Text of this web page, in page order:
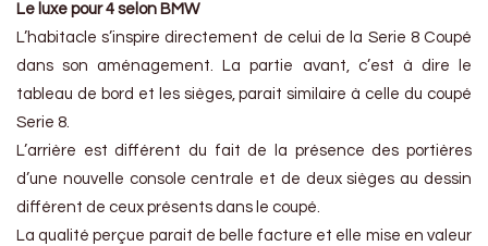
Le luxe pour 4 selon BMW
L’habitacle s’inspire directement de celui de la Serie 8 Coupé
dans son aménagement. La partie avant, c’est à dire le
tableau de bord et les sièges, parait similaire à celle du coupé
Serie 8.
L’arrière est différent du fait de la présence des portières
d’une nouvelle console centrale et de deux sièges au dessin
différent de ceux présents dans le coupé.
La qualité perçue parait de belle facture et elle mise en valeur